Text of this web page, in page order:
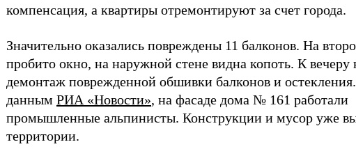
компенсация, а квартиры отремонтируют за счет города.
Значительно оказались повреждены 11 балконов. На
пробито окно, на наружной стене видна копоть. К вечеру
демонтаж поврежденной обшивки балконов и
данным РИА «Новости», на фасаде дома № 161 работали
промышленные альпинисты. Конструкции и мусор уже
территории.